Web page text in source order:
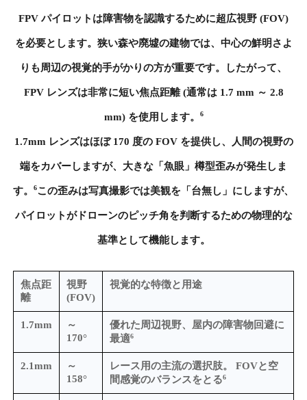
FPV パイロットは障害物を認識するために超広視野 (FOV)
を必要とします。狭い森や廃墟の建物では、中心の鮮明さよ
りも周辺の視覚的手がかりの方が重要です。したがって、
FPV レンズは非常に短い焦点距離 (通常は 1.7 mm ～ 2.8
mm) を使用します。 6
1.7mm レンズはほぼ 170 度の FOV を提供し、人間の視野の
端をカバーしますが、大きな「魚眼」樽型歪みが発生しま
す。 6この歪みは写真撮影では美観を「台無し」にしますが、
パイロットがドローンのピッチ角を判断するための物理的な
基準として機能します。
焦点距
離
視野
(FOV)
視覚的な特徴と用途
1.7mm
～
170°
優れた周辺視野、屋内の障害物回避に
最適6
2.1mm
～
158°
レース用の主流の選択肢。 FOVと空
間感覚のバランスをとる6